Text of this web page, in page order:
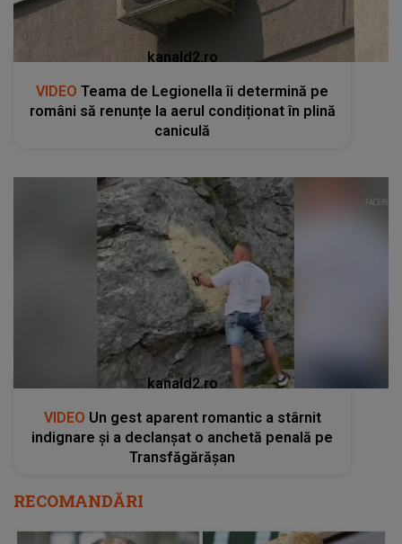
kanald2.ro
VIDEO Teama de Legionella îi determină pe
români să renunțe la aerul condiționat în plină
caniculă
kanald2.ro
VIDEO Un gest aparent romantic a stârnit
indignare și a declanșat o anchetă penală pe
Transfăgărășan
RECOMANDĂRI